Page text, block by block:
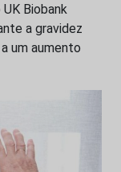
Biobank
a gravidez
um aumento